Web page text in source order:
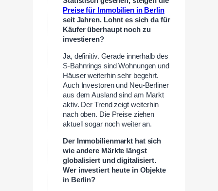
Preise für Immobilien in Berlin
seit Jahren. Lohnt es sich da für
Käufer überhaupt noch zu
investieren?
Ja, definitiv. Gerade innerhalb des
S-Bahnrings sind Wohnungen und
Häuser weiterhin sehr begehrt.
Auch Investoren und Neu-Berliner
aus dem Ausland sind am Markt
aktiv. Der Trend zeigt weiterhin
nach oben. Die Preise ziehen
aktuell sogar noch weiter an.
Der Immobilienmarkt hat sich
wie andere Märkte längst
globalisiert und digitalisiert.
Wer investiert heute in Objekte
in Berlin?